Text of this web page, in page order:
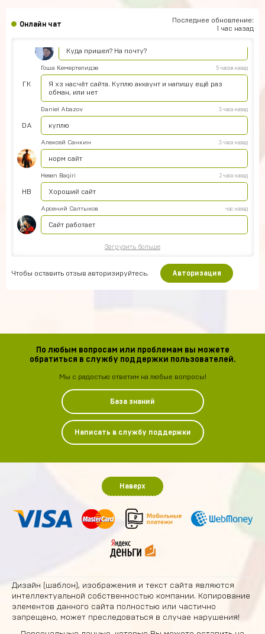
Онлайн чат
Последнее обновление:
1 час назад
Куда пришел? На почту?
ГК
Гоша Кемертелидзе 5 часов назад
Я хз насчёт сайта. Куплю аккаунт и напишу ещё раз
обман, или нет
DA
Daniel Abazov 3 часа назад
куплю
Алексей Санкин 3 часа назад
норм сайт
HB
Hesen Baqiri 2 часа назад
Хороший сайт
Арсений Салтыков час назад
Сайт работает
Загрузить больше
Чтобы оставить отзыв авторизируйтесь. Авторизация
По любым вопросам или проблемам вы можете
обратиться в службу поддержки пользователей.
Мы с радостью ответим на любые вопросы!
База знаний
Написать в службу поддержки
Наверх
Дизайн (шаблон), изображения и текст сайта являются
интеллектуальной собственностью компании. Копирование
элементов данного сайта полностью или частично
запрещено, может преследоваться в случае нарушения!